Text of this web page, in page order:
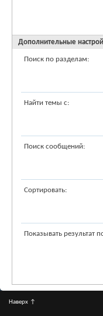
Дополнительные
Поиск по разделам:
Найти темы с:
Поиск сообщений:
Сортировать:
Показывать результат
Наверх ↑